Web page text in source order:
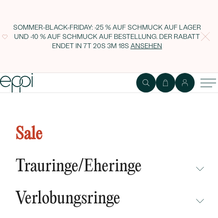
SOMMER-BLACK-FRIDAY: -25 % AUF SCHMUCK AUF LAGER
UND -10 % AUF SCHMUCK AUF BESTELLUNG. DER RABATT
ENDET IN 7T 20S 3M 18SANSEHEN
Sale
Trauringe/Eheringe
NEUHEITEN
Verlobungsringe
Diamanten Carli